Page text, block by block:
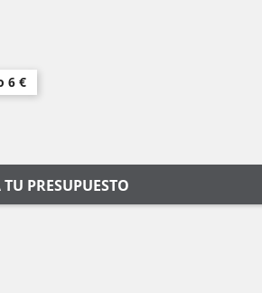
6 €
PRESUPUESTO